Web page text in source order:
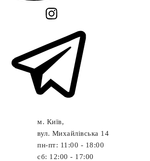
м. Київ,
вул. Михайлівська 14
пн-пт: 11:00 - 18:00
cб: 12:00 - 17:00